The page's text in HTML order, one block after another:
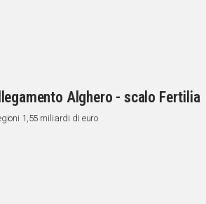
Alghero - scalo Fertilia
1,55 miliardi di euro